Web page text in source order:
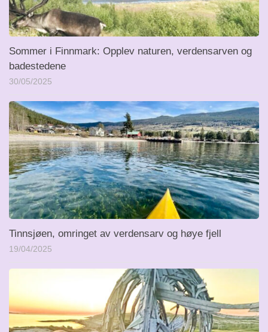
Sommer i Finnmark: Opplev naturen, verdensarven og
badestedene
30/05/2025
Tinnsjøen, omringet av verdensarv og høye fjell
19/04/2025